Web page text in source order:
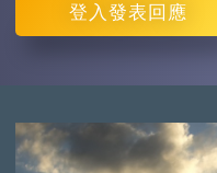
登入 發表回應